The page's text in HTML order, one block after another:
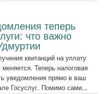
теперь
что важно
квитанций на уплату
Теперь налоговая
уведомления прямо в ваш
Госуслуг. Помимо сами...